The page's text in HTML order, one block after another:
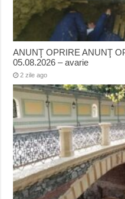
ANUNŢ OPRIRE ANUNŢ
05.08.2026 – avarie
2 zile ago